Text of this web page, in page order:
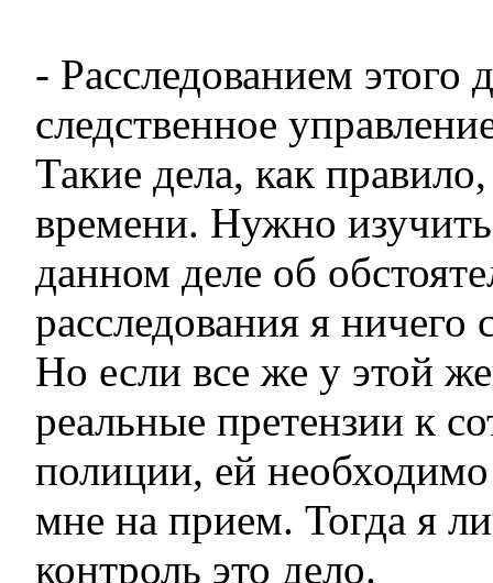
- Расследованием этого
следственное
Такие дела, как
времени. Нужно
данном деле об
расследования я ничего
Но если все же у этой
реальные претензии к
полиции, ей необходимо
мне на прием. Тогда я
контроль это дело.